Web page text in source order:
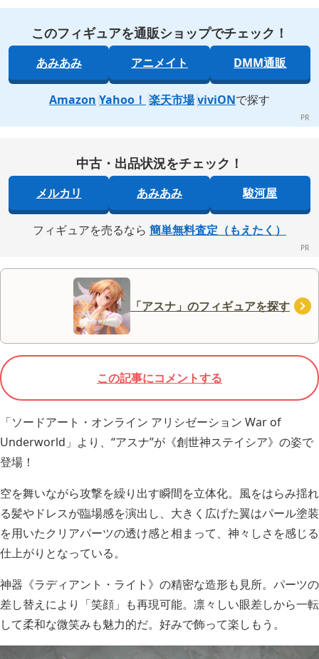
このフィギュアを通販ショップでチェック！
あみあみ アニメイト DMM通販
Amazon Yahoo！ 楽天市場 viviONで探す
中古・出品状況をチェック！
メルカリ あみあみ 駿河屋
フィギュアを売るなら 簡単無料査定（もえたく）
「アスナ」のフィギュアを探す
この記事にコメントする
「ソードアート・オンライン アリシゼーション War of
Underworld」より、“アスナ”が《創世神ステイシア》の姿で
登場！
空を舞いながら攻撃を繰り出す瞬間を立体化。風をはらみ揺れ
る髪やドレスが臨場感を演出し、大きく広げた翼はパール塗装
を用いたクリアパーツの透け感と相まって、神々しさを感じる
仕上がりとなっている。
神器《ラディアント・ライト》の精密な造形も見所。パーツの
差し替えにより「笑顔」も再現可能。凛々しい眼差しから一転
して柔和な微笑みも魅力的だ。好みで飾って楽しもう。